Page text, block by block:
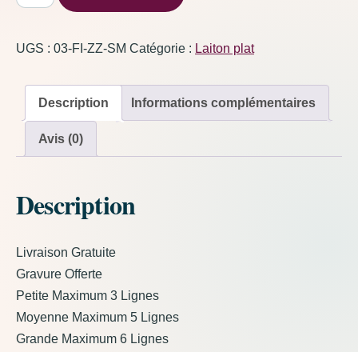
UGS : 03-FI-ZZ-SM Catégorie : Laiton plat
Description Informations complémentaires
Avis (0)
Description
Livraison Gratuite
Gravure Offerte
Petite Maximum 3 Lignes
Moyenne Maximum 5 Lignes
Grande Maximum 6 Lignes